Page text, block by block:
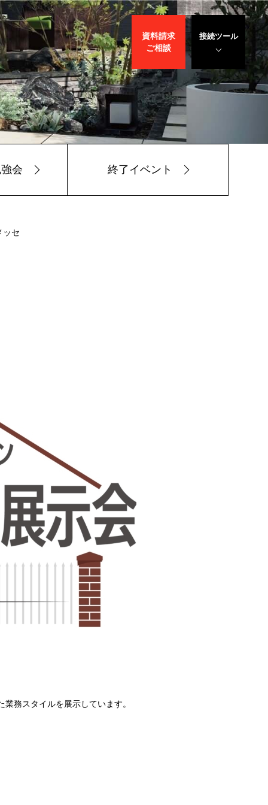
接続ツール
遠隔サポート
サリバン先生
WEBデモ
サポート
資料請求
ご相談
会 終了イベント
ッセ
務スタイルを展示しています。